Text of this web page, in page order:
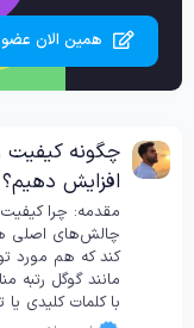
همین الان
چگونه کیفیت
افزایش
مقدمه: چرا
چالش‌های اصلی
کند که هم مورد
مانند گوگل رتبه
با کلمات کلیدی